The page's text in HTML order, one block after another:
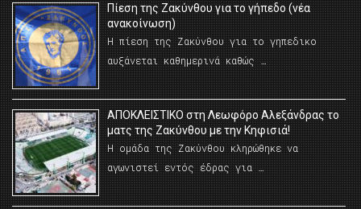
Πίεση της Ζακύνθου για το γήπεδο (νέα
ανακοίνωση)
Η πίεση της Ζακύνθου για το γηπεδικο
αυξάνεται καθημερινά καθώς …
AΠΟΚΛΕΙΣΤΙΚΟ στη Λεωφόρο Αλεξάνδρας το
ματς της Ζακύνθου με την Κηφισιά!
Η ομάδα της Ζακύνθου κληρώθηκε να
αγωνιστεί εντός έδρας για …